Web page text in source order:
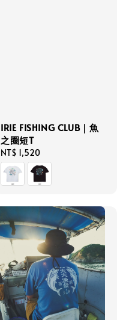
IRIE FISHING CLUB｜魚
之圈短T
Regular
price
NT$ 1,520